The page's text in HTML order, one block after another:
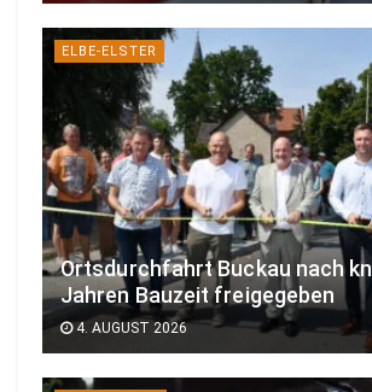
ELBE-ELSTER
Ortsdurchfahrt Buckau nach
Jahren Bauzeit freigegeben
4. AUGUST 2026